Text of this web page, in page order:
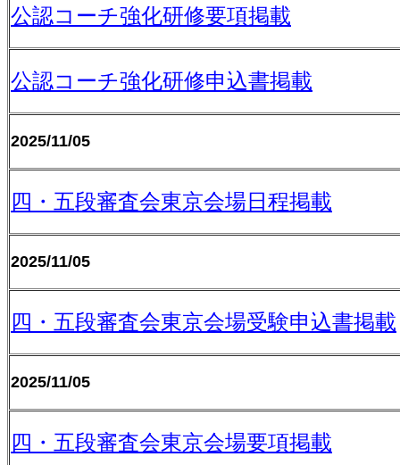
公認コーチ強化研修要項掲載
公認コーチ強化研修申込書掲載
2025/11/05
四・五段審査会東京会場日程掲載
2025/11/05
四・五段審査会東京会場受験申込書掲載
2025/11/05
四・五段審査会東京会場要項掲載